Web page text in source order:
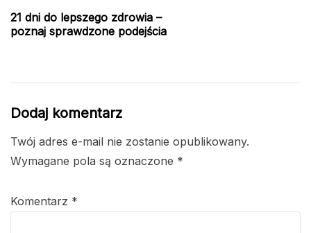
21 dni do lepszego zdrowia –
poznaj sprawdzone podejścia
Dodaj komentarz
Twój adres e-mail nie zostanie opublikowany.
Wymagane pola są oznaczone *
Komentarz *